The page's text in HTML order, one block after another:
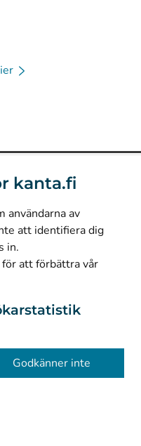
kanta.fi
användarna av
att identifiera dig
in.
att förbättra vår
Godkänner inte
)
)